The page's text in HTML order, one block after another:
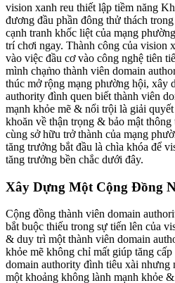
vision xanh reu thiết lập tiềm năng
đương đầu phần đông thử thách
cạnh tranh khốc liệt của mạng
trí chơi ngay. Thành công của vision
vào việc đầu cơ vào công nghệ tiên
mình chạm̀o thành viên domain
thúc mở rộng mạng phường hội, xây
authority đình quen biết thành viên
mạnh khỏe mẽ & nổi trội là giải
khoăn về thận trọng & bảo mật
cùng sở hữu trở thành của mạng
tăng trưởng bắt đầu là chìa khóa để
tăng trưởng bền chắc dưới đây.
Xây Dựng Một Cộng Đồng
Cộng đồng thành viên domain
bắt buộc thiếu trong sự tiến lên của
& duy trì một thành viên domain
khỏe mẽ không chỉ mất giúp tăng
domain authority đình tiêu xài nhưng
một khoảng không lành mạnh khỏe